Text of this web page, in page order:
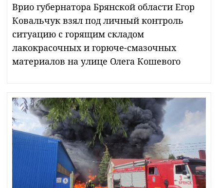
Врио губернатора Брянской области Егор
Ковальчук взял под личный контроль
ситуацию с горящим складом
лакокрасочных и горюче-смазочных
материалов на улице Олега Кошевого